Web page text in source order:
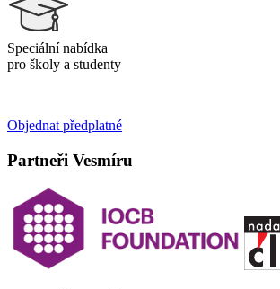
Speciální nabídka
pro školy a studenty
Objednat předplatné
Partneři Vesmíru